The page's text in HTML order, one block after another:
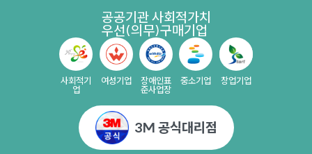
공공기관 사회적가치
우선(의무)구매기업
사회적기
업
여성기업
장애인표
준사업장
중소기업 창업기업
3M 공식대리점